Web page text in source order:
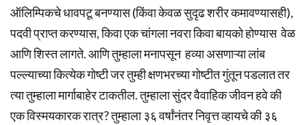
ऑलिम्पिकचे धावपटू बनण्यास (किंवा केवळ सुदृढ शरीर कमावण्यासही),
पदवी प्राप्त करण्यास, किवा एक चांगला नवरा किवा बायको होण्यास वेळ
आणि शिस्त लागते. आणि तुम्हाला मनापसून हव्या असणाऱ्या लांब
पल्ल्याच्या कित्येक गोष्टी जर तुम्ही क्षणभरच्या गोष्टीत गुंतून पडलात तर
त्या तुम्हाला मार्गाबाहेर टाकतील. तुम्हाला सुंदर वैवाहिक जीवन हवे की
एक विस्मयकारक रात्र? तुम्हाला ३६ वर्षांनंतर निवृत्त व्हायचे की ३६